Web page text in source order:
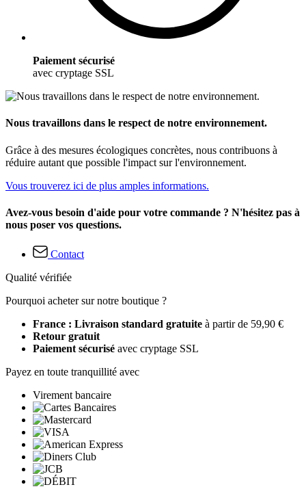
Paiement sécurisé
avec cryptage SSL
Nous travaillons dans le respect de notre environnement.
Grâce à des mesures écologiques concrètes, nous contribuons à
réduire autant que possible l'impact sur l'environnement.
Vous trouverez ici de plus amples informations.
Avez-vous besoin d'aide pour votre commande ? N'hésitez pas à
nous poser vos questions.
Contact
Qualité vérifiée
Pourquoi acheter sur notre boutique ?
France : Livraison standard gratuite à partir de 59,90 €
Retour gratuit
Paiement sécurisé avec cryptage SSL
Payez en toute tranquillité avec
Virement bancaire